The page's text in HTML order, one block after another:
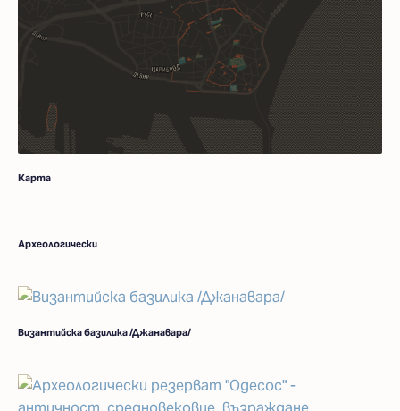
Карта
Археологически
Византийска базилика /Джанавара/